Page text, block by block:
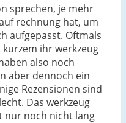
sprechen, je mehr
rechnung hat, um
aufgepasst. Oftmals
ihr werkzeug
also noch
aber dennoch ein
Rezensionen sind
Das werkzeug
nur noch nicht lang